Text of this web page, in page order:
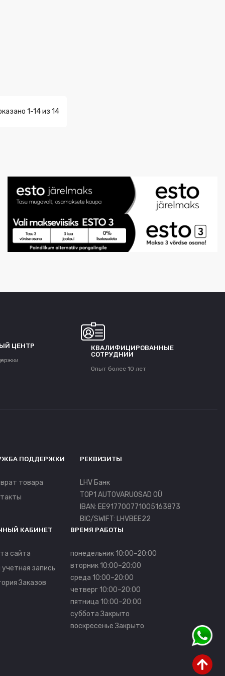
1-14 из 14
ЦЕНТР
КВАЛИФИЦИРОВАННЫЕ
СОТРУДНИИ
Опыт более 10 лет
ПОДДЕРЖКИ
товара
РЕКВИЗИТЫ
LHV Банк
TOP1 AUTOVARUOSAD OÜ
IBAN: EE917700771005163873
BIC/SWIFT: LHVBEE22
КАБИНЕТ
сайта
учетная запись
Заказов
ВРЕМЯ РАБОТЫ
понедельник 10:00–20:00
вторник 10:00–20:00
среда 10:00–20:00
четверг 10:00–20:00
пятница 10:00–20:00
суббота Закрыто
воскресенье Закрыто